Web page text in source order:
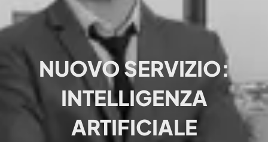
NUOVO SERVIZIO:
INTELLIGENZA
ARTIFICIALE